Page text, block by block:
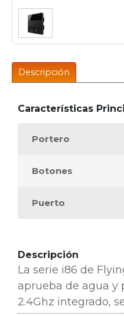
Descripción
Características
Portero
Botones
Puerto
Descripción
La serie i86 de
aprueba de agua y
2.4Ghz integrado,